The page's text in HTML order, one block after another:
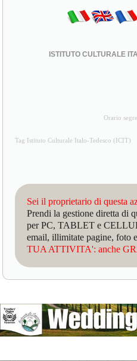
ISTITUTO CULTURALE
Orario
Tag Istituto Culturale Italo-Tedesco (ICIT)
Sei il proprietario di questa
Prendi la gestione diretta di
per PC, TABLET e
email, illimitate pagine, foto
TUA ATTIVITA': anche